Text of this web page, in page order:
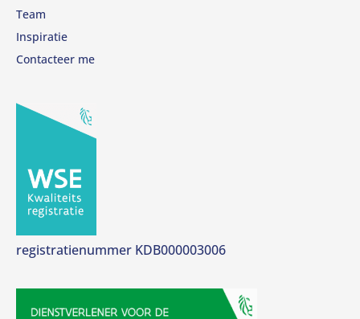
Team
Inspiratie
Contacteer me
registratienummer KDB000003006